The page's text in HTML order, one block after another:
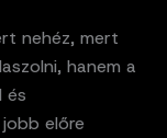
nehéz, mert
hanem a
és
jobb előre